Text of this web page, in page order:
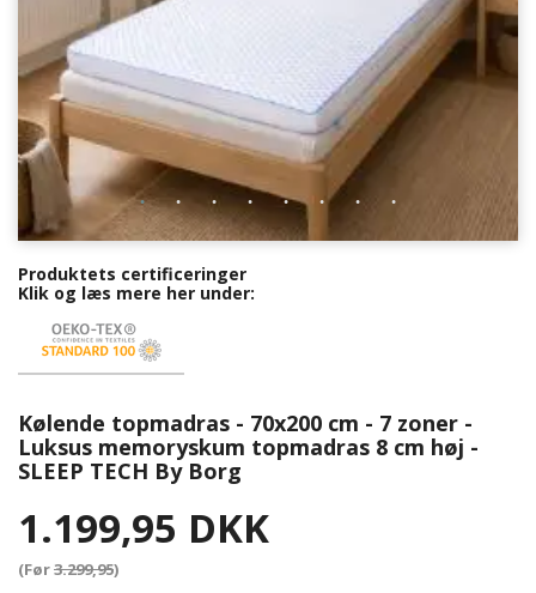
Produktets certificeringer
Klik og læs mere her under:
Kølende topmadras - 70x200 cm - 7 zoner -
Luksus memoryskum topmadras 8 cm høj -
SLEEP TECH By Borg
1.199,95 DKK
(Før3.299,95)